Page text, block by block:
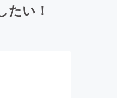
い！